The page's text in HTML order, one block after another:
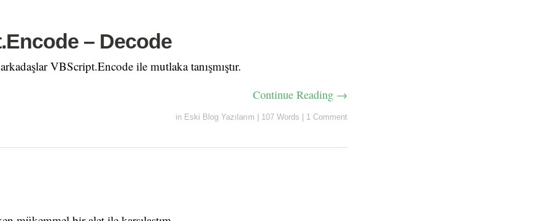
– Decode
VBScript.Encode ile mutlaka tanışmıştır.
Continue Reading →
in Eski Blog Yazılarım 107 Words 1 Comment